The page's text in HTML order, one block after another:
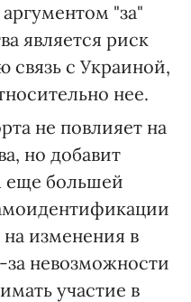
"за"
является риск
связь с Украиной,
нее.
не повлияет на
но добавит
еще большей
изменения в
невозможности
участие в